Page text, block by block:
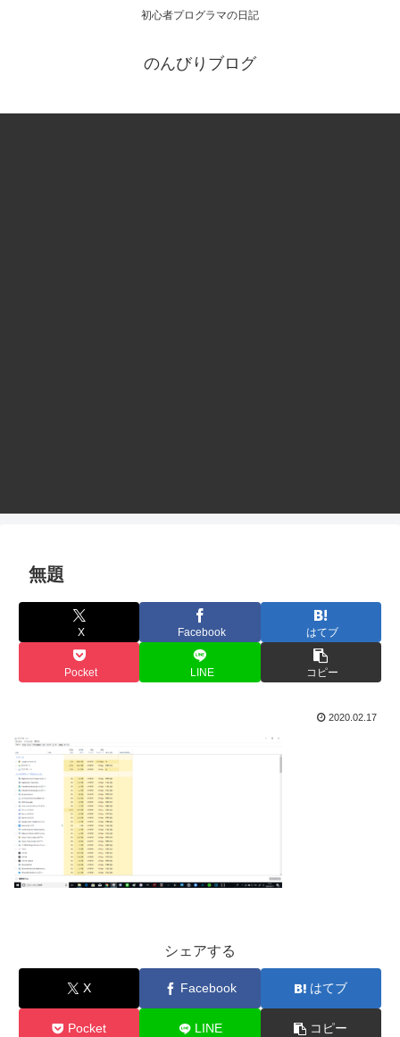
初心者プログラマの日記
のんびりブログ
無題
X Facebook はてブ
Pocket LINE コピー
2020.02.17
シェアする
X Facebook はてブ
Pocket LINE コピー